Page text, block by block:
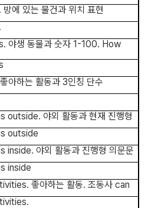
방에 있는 물건과 위치 표현
야생 동물과 숫자 1-100. How
좋아하는 활동과 3인칭 단수
outside. 야외 활동과 현재 진행형
outside
inside. 야외 활동과 진행형 의문문
inside
좋아하는 활동. 조동사 can